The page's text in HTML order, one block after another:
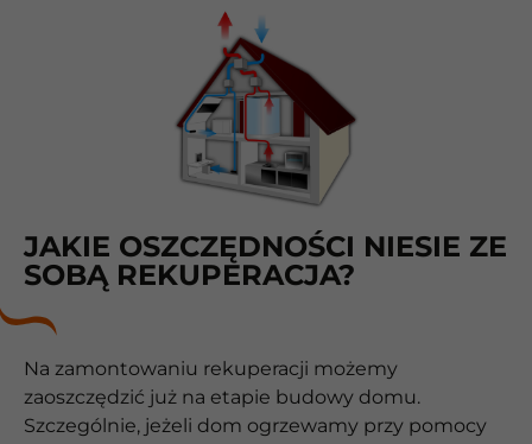
JAKIE OSZCZĘDNOŚCI NIESIE ZE
SOBĄ REKUPERACJA?
Na zamontowaniu rekuperacji możemy
zaoszczędzić już na etapie budowy domu.
Szczególnie, jeżeli dom ogrzewamy przy pomocy